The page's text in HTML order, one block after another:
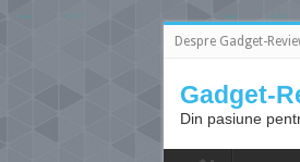
Despre Gadget-
Gadget-
Din pasiune